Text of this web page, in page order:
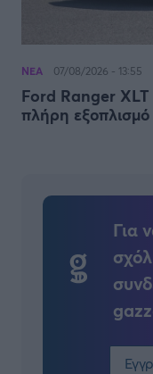
ΝΕΑ 07/08/2026 - 13:55
Ford Ranger XLT
πλήρη
Για